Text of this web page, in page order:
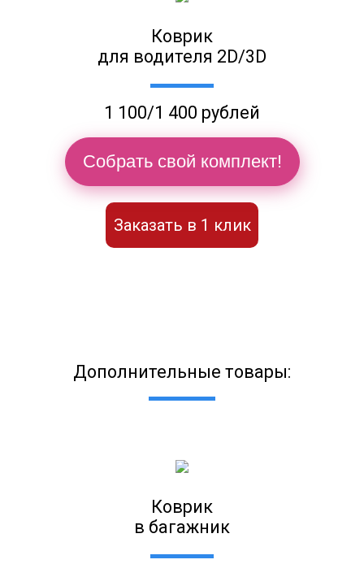
Коврик
для водителя 2D/3D
1 100/1 400 рублей
Собрать свой комплект!
Заказать в 1 клик
Дополнительные товары:
Коврик
в багажник